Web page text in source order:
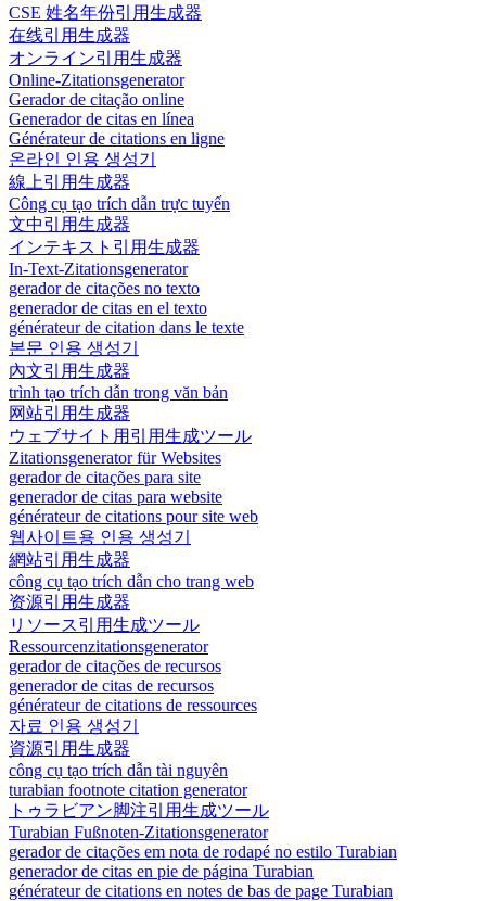
CSE 姓名年份引用生成器
在线引用生成器
オンライン引用生成器
Online-Zitationsgenerator
Gerador de citação online
Generador de citas en línea
Générateur de citations en ligne
온라인 인용 생성기
線上引用生成器
Công cụ tạo trích dẫn trực tuyến
文中引用生成器
インテキスト引用生成器
In-Text-Zitationsgenerator
gerador de citações no texto
generador de citas en el texto
générateur de citation dans le texte
본문 인용 생성기
內文引用生成器
trình tạo trích dẫn trong văn bản
网站引用生成器
ウェブサイト用引用生成ツール
Zitationsgenerator für Websites
gerador de citações para site
generador de citas para website
générateur de citations pour site web
웹사이트용 인용 생성기
網站引用生成器
công cụ tạo trích dẫn cho trang web
资源引用生成器
リソース引用生成ツール
Ressourcenzitationsgenerator
gerador de citações de recursos
generador de citas de recursos
générateur de citations de ressources
자료 인용 생성기
資源引用生成器
công cụ tạo trích dẫn tài nguyên
turabian footnote citation generator
トゥラビアン脚注引用生成ツール
Turabian Fußnoten-Zitationsgenerator
gerador de citações em nota de rodapé no estilo Turabian
generador de citas en pie de página Turabian
générateur de citations en notes de bas de page Turabian